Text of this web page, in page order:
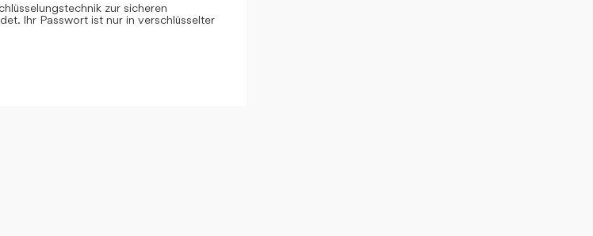
zur sicheren
Ihr Passwort ist nur in verschlüsselter